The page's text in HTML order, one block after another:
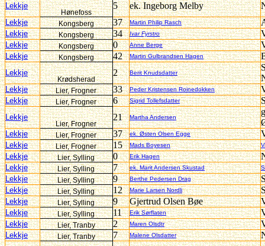
Lekkje
Hønefoss
5 ek. Ingeborg Melby
Lekkje Kongsberg 37 Martin Philip Rasch
Lekkje Kongsberg 34 Ivar Fyrstro
Lekkje Kongsberg 0 Anne Berge
Lekkje Kongsberg 42 Martin Gulbrandsen Hagen
Lekkje
Krødsherad
2 Berit Knudsdatter
Lekkje Lier, Frogner 33 Peder Kristensen Roinedokken
Lekkje Lier, Frogner 6 Sigrid Tollefsdatter
Lekkje
Lier, Frogner
21 Martha Andersen
Lekkje Lier, Frogner 37 ek. Østen Olsen Egge
Lekkje Lier, Frogner 15 Mads Boyesen
Lekkje Lier, Sylling 0 Erik Hagen
Lekkje Lier, Sylling 7 ek. Marit Andersen Skustad
Lekkje Lier, Sylling 9 Berthe Pedersen Drag
Lekkje Lier, Sylling 12 Marie Larsen Nordli
Lekkje Lier, Sylling 9 Gjertrud Olsen Bøe
Lekkje Lier, Sylling 11 Erik Sørflaten
Lekkje Lier, Tranby 2 Maren Olsdtr
Lekkje Lier, Tranby 7 Malene Olsdatter